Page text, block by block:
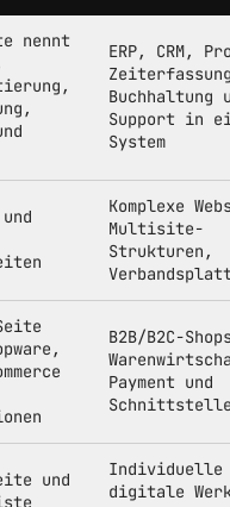
nennt
ERP, CRM,
Buchhaltung
Support in
System
Komplexe
Multisite-
Strukturen,
B2B/B2C-
Payment und
und
Individuelle
digitale